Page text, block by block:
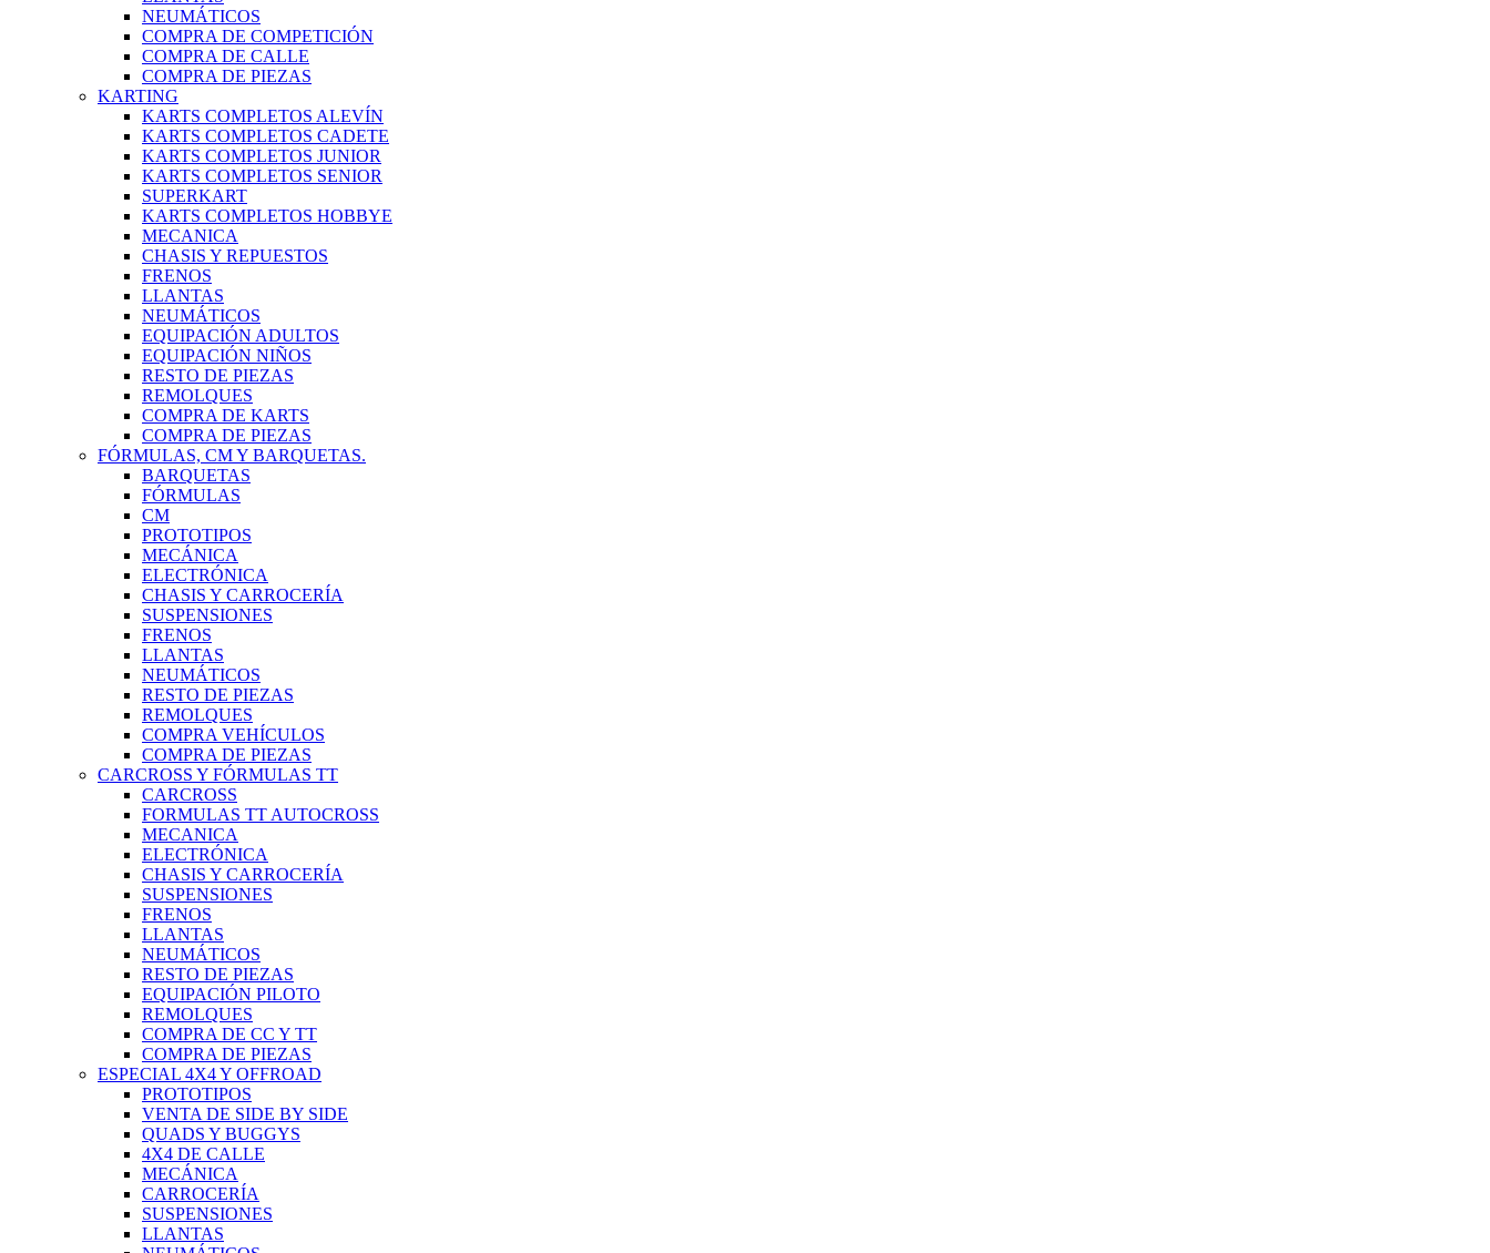
NEUMÁTICOS
COMPRA DE COMPETICIÓN
COMPRA DE CALLE
COMPRA DE PIEZAS
KARTING
KARTS COMPLETOS ALEVÍN
KARTS COMPLETOS CADETE
KARTS COMPLETOS JUNIOR
KARTS COMPLETOS SENIOR
SUPERKART
KARTS COMPLETOS HOBBYE
MECANICA
CHASIS Y REPUESTOS
FRENOS
LLANTAS
NEUMÁTICOS
EQUIPACIÓN ADULTOS
EQUIPACIÓN NIÑOS
RESTO DE PIEZAS
REMOLQUES
COMPRA DE KARTS
COMPRA DE PIEZAS
FÓRMULAS, CM Y BARQUETAS.
BARQUETAS
FÓRMULAS
CM
PROTOTIPOS
MECÁNICA
ELECTRÓNICA
CHASIS Y CARROCERÍA
SUSPENSIONES
FRENOS
LLANTAS
NEUMÁTICOS
RESTO DE PIEZAS
REMOLQUES
COMPRA VEHÍCULOS
COMPRA DE PIEZAS
CARCROSS Y FÓRMULAS TT
CARCROSS
FORMULAS TT AUTOCROSS
MECANICA
ELECTRÓNICA
CHASIS Y CARROCERÍA
SUSPENSIONES
FRENOS
LLANTAS
NEUMÁTICOS
RESTO DE PIEZAS
EQUIPACIÓN PILOTO
REMOLQUES
COMPRA DE CC Y TT
COMPRA DE PIEZAS
ESPECIAL 4X4 Y OFFROAD
PROTOTIPOS
VENTA DE SIDE BY SIDE
QUADS Y BUGGYS
4X4 DE CALLE
MECÁNICA
CARROCERÍA
SUSPENSIONES
LLANTAS